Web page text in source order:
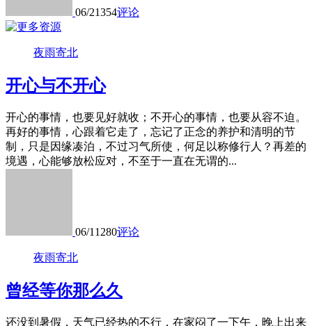
06/21354评论
夜雨寄北
开心与不开心
开心的事情，也要见好就收；不开心的事情，也要从容不迫。
再好的事情，心跟着它走了，忘记了正念的养护和清明的节
制，只是因缘凑泊，不过习气所使，何足以称修行人？再差的
境遇，心能够放松应对，不至于一直在无谓的...
06/11 280评论
夜雨寄北
曾经等你那么久
还没到暑假，天气已经热的不行，在家闷了一下午，晚上出来